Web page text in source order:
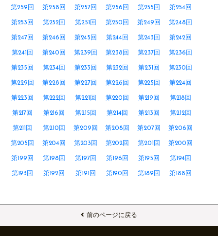
第259回 第258回 第257回 第256回 第255回 第254回
第253回 第252回 第251回 第250回 第249回 第248回
第247回 第246回 第245回 第244回 第243回 第242回
第241回 第240回 第239回 第238回 第237回 第236回
第235回 第234回 第233回 第232回 第231回 第230回
第229回 第228回 第227回 第226回 第225回 第224回
第223回 第222回 第221回 第220回 第219回 第218回
第217回 第216回 第215回 第214回 第213回 第212回
第211回 第210回 第209回 第208回 第207回 第206回
第205回 第204回 第203回 第202回 第201回 第200回
第199回 第198回 第197回 第196回 第195回 第194回
第193回 第192回 第191回 第190回 第189回 第188回
前のページに戻る